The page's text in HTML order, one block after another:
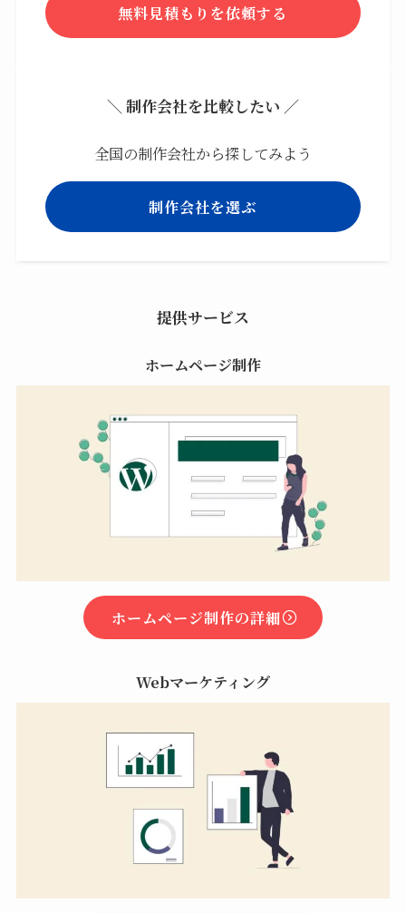
無料見積もりを依頼する
＼ 制作会社を比較したい ／
全国の制作会社から探してみよう
制作会社を選ぶ
提供サービス
ホームページ制作
ホームページ制作の詳細
Webマーケティング